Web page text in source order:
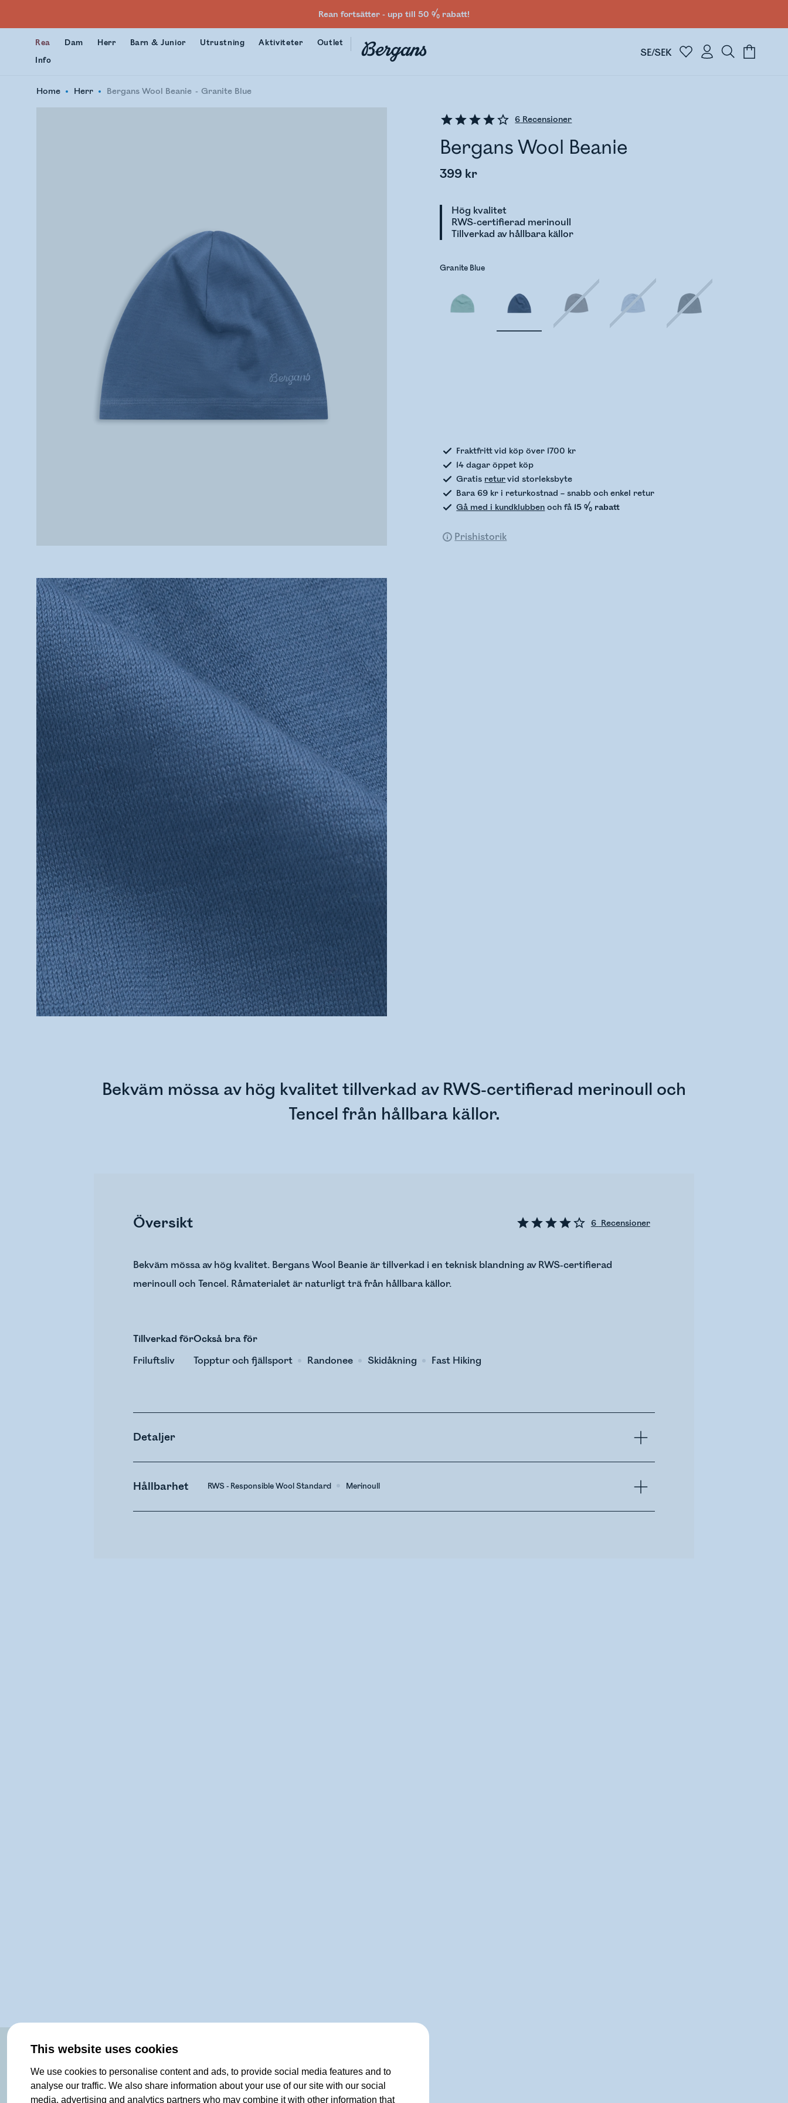
This website uses cookies
We use cookies to personalise content and ads, to provide social media features and to
analyse our traffic. We also share information about your use of our site with our social
media, advertising and analytics partners who may combine it with other information that
Rean fortsätter - upp till 50 % rabatt!
Rea Dam Herr Barn & Junior Utrustning Aktiviteter
Outlet
Info
SE/SEK
Home Herr Bergans Wool Beanie Granite Blue
6 Recensioner
Bergans Wool Beanie
399 kr
Hög kvalitet
RWS-certifierad merinoull
Tillverkad av hållbara källor
Granite Blue
Fraktfritt vid köp över 1700 kr
14 dagar öppet köp
Gratis returvid storleksbyte
Bara 69 kr i returkostnad – snabb och enkel retur
Gå med i kundklubben och få 15 % rabatt
Prishistorik
Bekväm mössa av hög kvalitet tillverkad av RWS-certifierad merinoull och
Tencel från hållbara källor.
Översikt 6 Recensioner
Bekväm mössa av hög kvalitet. Bergans Wool Beanie är tillverkad i en teknisk blandning av RWS-certifierad
merinoull och Tencel. Råmaterialet är naturligt trä från hållbara källor.
Tillverkad för
Friluftsliv
Också bra för
Topptur och fjällsport
Randonee Skidåkning Fast Hiking
Detaljer
Hållbarhet RWS - Responsible Wool Standard Merinoull